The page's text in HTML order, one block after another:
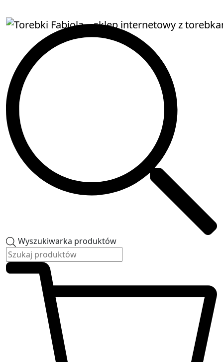
Wyszukiwarka produktów